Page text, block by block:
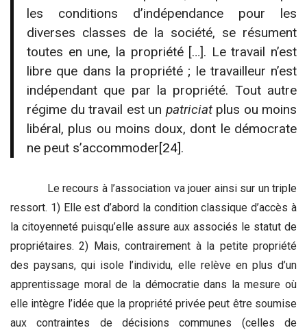
les conditions d’indépendance pour les
diverses classes de la société, se résument
toutes en une, la propriété […]. Le travail n’est
libre que dans la propriété ; le travailleur n’est
indépendant que par la propriété. Tout autre
régime du travail est un patriciatplus ou moins
libéral, plus ou moins doux, dont le démocrate
ne peut s’accommoder[24].
Le recours à l’association va jouer ainsi sur un triple
ressort. 1) Elle est d’abord la condition classique d’accès à
la citoyenneté puisqu’elle assure aux associés le statut de
propriétaires. 2) Mais, contrairement à la petite propriété
des paysans, qui isole l’individu, elle relève en plus d’un
apprentissage moral de la démocratie dans la mesure où
elle intègre l’idée que la propriété privée peut être soumise
aux contraintes de décisions communes (celles de